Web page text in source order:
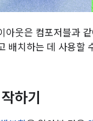
아웃은 컴포저블과
배치하는 데 사용할
하기